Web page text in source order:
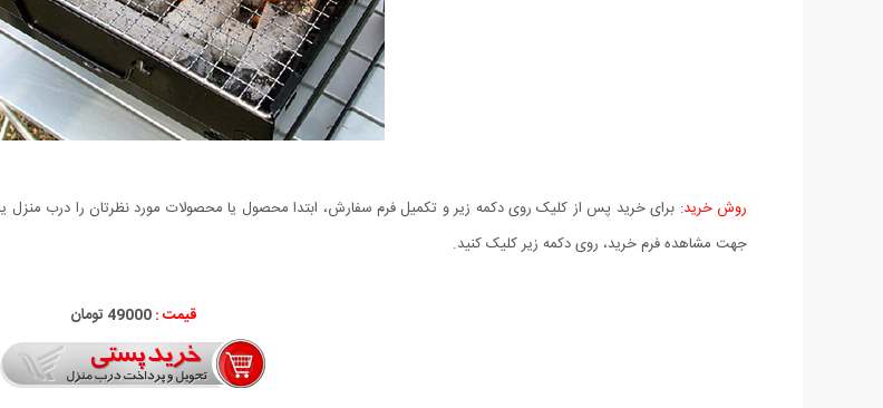
روش خرید: برای خرید پس از کلیک روی دکمه زیر و تکمیل فرم سفارش، ابتدا محصول یا محصولات مورد نظرتان را درب منزل
جهت مشاهده فرم خرید، روی دکمه زیر کلیک کنید.
قیمت :49000 تومان